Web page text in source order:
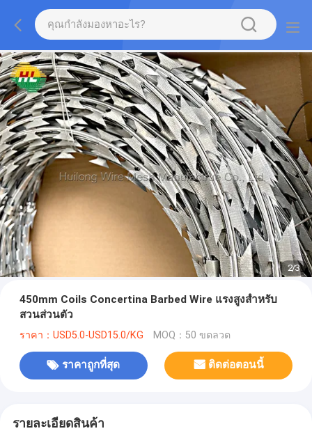
2/3
450mm Coils Concertina Barbed Wire แรงสูงสำหรับ
สวนส่วนตัว
ราคา：USD5.0-USD15.0/KG MOQ：50 ขดลวด
ราคาถูกที่สุด ติดต่อตอนนี้
รายละเอียดสินค้า